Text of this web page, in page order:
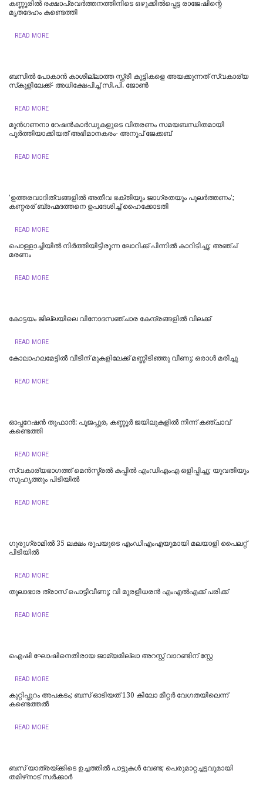
കണ്ണൂരിൽ രക്ഷാപ്രവർത്തനത്തിനിടെ ഒഴുക്കിൽപ്പെട്ട രാജേഷിന്റെ
മൃതദേഹം കണ്ടെത്തി
READ MORE
ബസിൽ പോകാൻ കാശില്ലാത്ത സ്ത്രീ കുട്ടികളെ അയക്കുന്നത് സ്വകാര്യ
സ്‌കൂളിലേക്ക്- അധിക്ഷേപിച്ച് സി.പി. ജോൺ
READ MORE
മുൻഗണനാ റേഷൻകാർഡുകളുടെ വിതരണം സമയബന്ധിതമായി
പൂർത്തിയാക്കിയത് അഭിമാനകരം- അനൂപ് ജേക്കബ്
READ MORE
'ഉത്തരവാദിത്വങ്ങളിൽ അതീവ ഭക്തിയും ജാഗ്രതയും പുലര്‍ത്തണം';
കണ്ഠരര് ബ്രഹ്മദത്തനെ ഉപദേശിച്ച് ഹൈക്കോടതി
READ MORE
പൊള്ളാച്ചിയില്‍ നിർത്തിയിട്ടിരുന്ന ലോറിക്ക് പിന്നിൽ കാറിടിച്ചു; അഞ്ച്
മരണം
READ MORE
കോട്ടയം ജില്ലയിലെ വിനോദസഞ്ചാര കേന്ദ്രങ്ങളിൽ വിലക്ക്
READ MORE
കോലാഹലമേട്ടിൽ വീടിന് മുകളിലേക്ക് മണ്ണിടിഞ്ഞു വീണു; ഒരാൾ മരിച്ചു
READ MORE
ഓപ്പറേഷൻ തൂഫാൻ: പൂജപ്പുര, കണ്ണൂർ ജയിലുകളിൽ നിന്ന് കഞ്ചാവ്
കണ്ടെത്തി
READ MORE
സ്വകാര്യഭാഗത്ത് മെൻസ്ട്രൽ കപ്പിൽ എംഡിഎംഎ ഒളിപ്പിച്ചു; യുവതിയും
സുഹൃത്തും പിടിയിൽ
READ MORE
ഗുരുഗ്രാമിൽ 35 ലക്ഷം രൂപയുടെ എംഡിഎംഎയുമായി മലയാളി പൈലറ്റ്
പിടിയില്‍
READ MORE
തുലാഭാര ത്രാസ് പൊട്ടിവീണു; വി മുരളീധരന്‍ എംഎല്‍എക്ക് പരിക്ക്
READ MORE
ഐഷി ഘോഷിനെതിരായ ജാമ്യമില്ലാ അറസ്റ്റ് വാറണ്ടിന് സ്റ്റേ
READ MORE
കുറ്റിപ്പുറം അപകടം; ബസ് ഓടിയത് 130 കിലോ മീറ്റർ വേഗതയിലെന്ന്
കണ്ടെത്തൽ
READ MORE
ബസ് യാത്രയ്ക്കിടെ ഉച്ചത്തിൽ പാട്ടുകൾ വേണ്ട; പെരുമാറ്റച്ചട്ടവുമായി
തമിഴ്‌നാട് സര്‍ക്കാര്‍